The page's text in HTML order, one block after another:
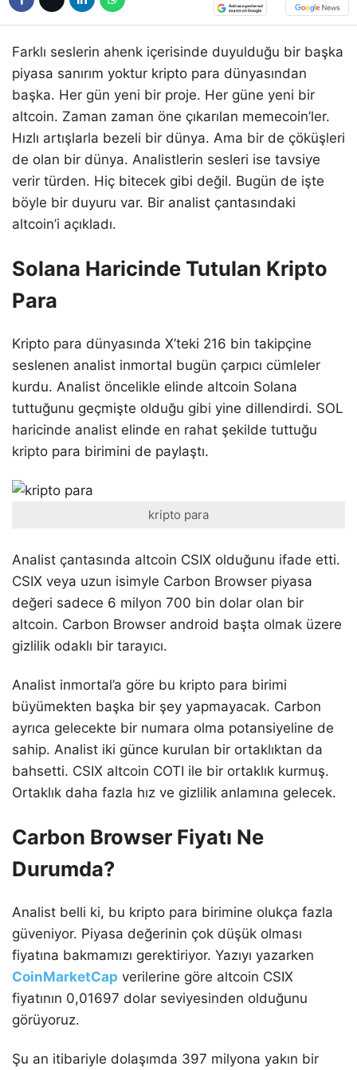
Farklı seslerin ahenk içerisinde duyulduğu bir başka
piyasa sanırım yoktur kripto para dünyasından
başka. Her gün yeni bir proje. Her güne yeni bir
altcoin. Zaman zaman öne çıkarılan memecoin’ler.
Hızlı artışlarla bezeli bir dünya. Ama bir de çöküşleri
de olan bir dünya. Analistlerin sesleri ise tavsiye
verir türden. Hiç bitecek gibi değil. Bugün de işte
böyle bir duyuru var. Bir analist çantasındaki
altcoin’i açıkladı.
Solana Haricinde Tutulan Kripto
Para
Kripto para dünyasında X’teki 216 bin takipçine
seslenen analist inmortal bugün çarpıcı cümleler
kurdu. Analist öncelikle elinde altcoin Solana
tuttuğunu geçmişte olduğu gibi yine dillendirdi. SOL
haricinde analist elinde en rahat şekilde tuttuğu
kripto para birimini de paylaştı.
kripto para
Analist çantasında altcoin CSIX olduğunu ifade etti.
CSIX veya uzun isimyle Carbon Browser piyasa
değeri sadece 6 milyon 700 bin dolar olan bir
altcoin. Carbon Browser android başta olmak üzere
gizlilik odaklı bir tarayıcı.
Analist inmortal’a göre bu kripto para birimi
büyümekten başka bir şey yapmayacak. Carbon
ayrıca gelecekte bir numara olma potansiyeline de
sahip. Analist iki günce kurulan bir ortaklıktan da
bahsetti. CSIX altcoin COTI ile bir ortaklık kurmuş.
Ortaklık daha fazla hız ve gizlilik anlamına gelecek.
Carbon Browser Fiyatı Ne
Durumda?
Analist belli ki, bu kripto para birimine olukça fazla
güveniyor. Piyasa değerinin çok düşük olması
fiyatına bakmamızı gerektiriyor. Yazıyı yazarken
CoinMarketCap verilerine göre altcoin CSIX
fiyatının 0,01697 dolar seviyesinden olduğunu
görüyoruz.
Şu an itibariyle dolaşımda 397 milyona yakın bir